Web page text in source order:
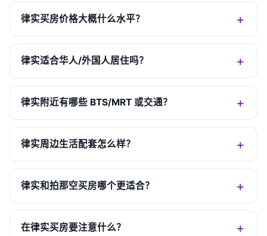
律实买房价格大概什么水平？
律实适合华人/外国人居住吗？
律实附近有哪些 BTS/MRT 或交通？
律实周边生活配套怎么样？
律实和拍那空买房哪个更适合？
在律实买房要注意什么？